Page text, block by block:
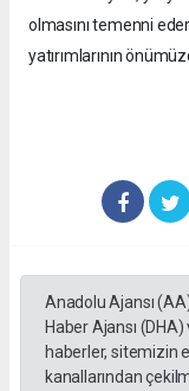
olmasını temenni
yatırımlarının
Anadolu Ajansı
Haber Ajansı
haberler, sitemizin
kanallarından